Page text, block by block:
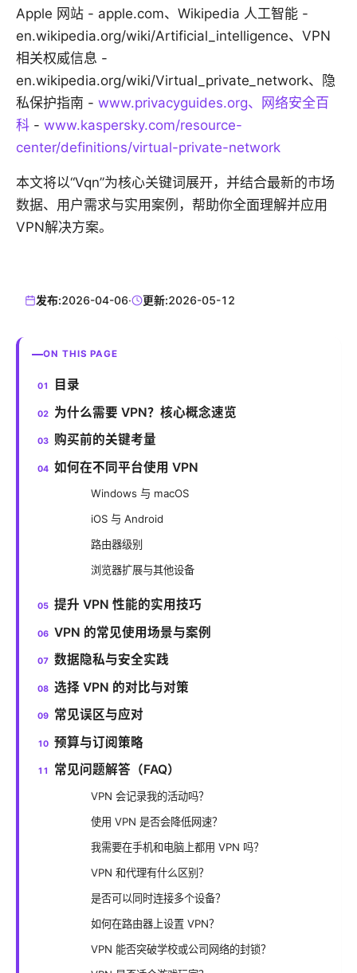
Apple 网站 - apple.com、Wikipedia 人工智能 -
en.wikipedia.org/wiki/Artificial_intelligence、VPN
相关权威信息 -
en.wikipedia.org/wiki/Virtual_private_network、隐
私保护指南 - www.privacyguides.org、网络安全百
科 - www.kaspersky.com/resource-
center/definitions/virtual-private-network
本文将以“Vqn”为核心关键词展开，并结合最新的市场
数据、用户需求与实用案例，帮助你全面理解并应用
VPN解决方案。
发布:2026-04-06· 更新:2026-05-12
ON THIS PAGE
目录
为什么需要 VPN？核心概念速览
购买前的关键考量
如何在不同平台使用 VPN
Windows 与 macOS
iOS 与 Android
路由器级别
浏览器扩展与其他设备
提升 VPN 性能的实用技巧
VPN 的常见使用场景与案例
数据隐私与安全实践
选择 VPN 的对比与对策
常见误区与应对
预算与订阅策略
常见问题解答（FAQ）
VPN 会记录我的活动吗？
使用 VPN 是否会降低网速？
我需要在手机和电脑上都用 VPN 吗？
VPN 和代理有什么区别？
是否可以同时连接多个设备？
如何在路由器上设置 VPN？
VPN 能否突破学校或公司网络的封锁？